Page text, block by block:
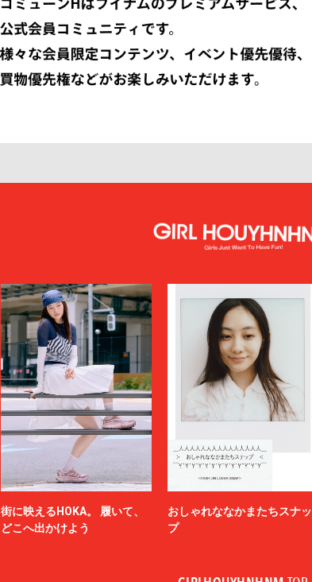
街に映えるHOKA。 履いて、
どこへ出かけよう
おしゃれななかまたちスナッ
プ